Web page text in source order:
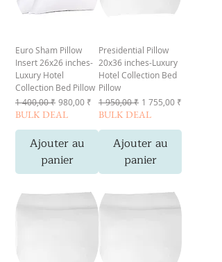
Euro Sham Pillow
Insert 26x26 inches-
Luxury Hotel
Collection Bed Pillow
Prix original
1 400,00 ₹ Prix promotionnel
980,00 ₹
BULK DEAL
Ajouter au
panier
Presidential Pillow
20x36 inches-Luxury
Hotel Collection Bed
Pillow
Prix original
1 950,00 ₹ Prix promotionnel
1 755,00 ₹
BULK DEAL
Ajouter au
panier